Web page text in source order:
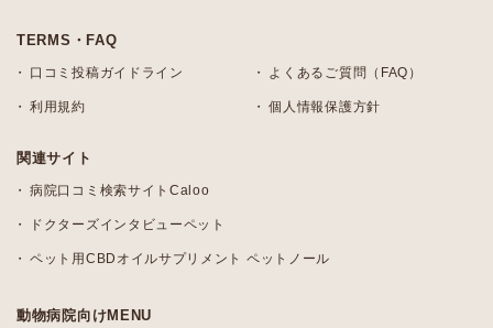
TERMS・FAQ
口コミ投稿ガイドライン よくあるご質問（FAQ）
利用規約 個人情報保護方針
関連サイト
病院口コミ検索サイトCaloo
ドクターズインタビューペット
ペット用CBDオイルサプリメント ペットノール
動物病院向けMENU